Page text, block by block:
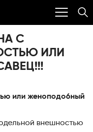
С
ИЛИ
или женопoдо6ный